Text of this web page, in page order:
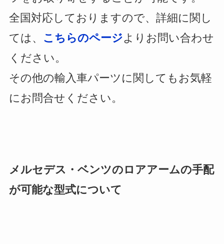
全国対応しておりますので、詳細に関し
ては、 こちらのページよりお問い合わせ
ください。
その他の輸入車パーツに関してもお気軽
にお問合せください。
メルセデス・ベンツのロアアームの手配
が可能な型式について